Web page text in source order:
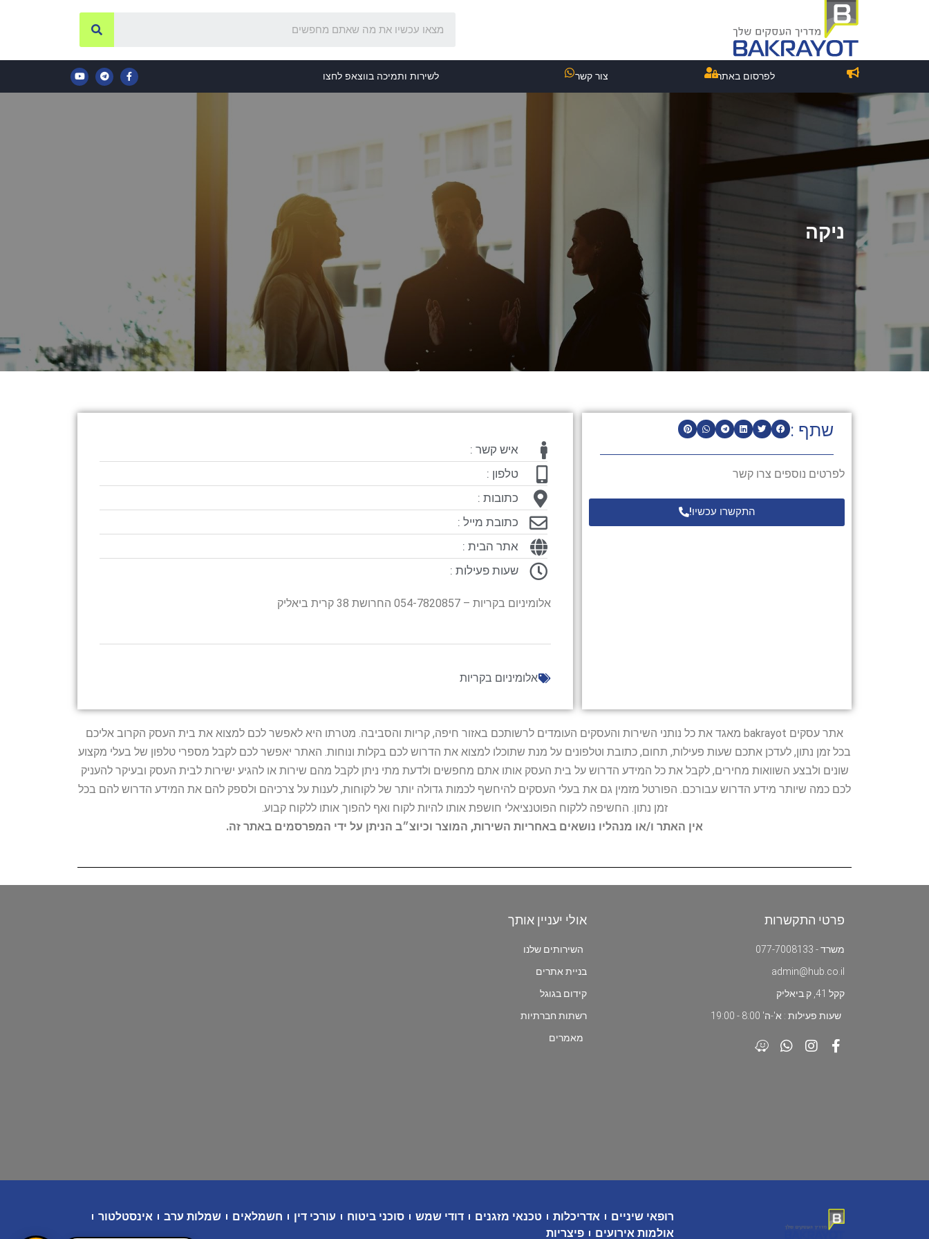
לפרסום באתר צור קשר לשירות ותמיכה בווצאפ לחצו
ניקה
שתף :
לפרטים נוספים צרו קשר
התקשרו עכשיו!
איש קשר :
טלפון :
כתובות :
כתובת מייל :
אתר הבית :
שעות פעילות :
אלומיניום בקריות – 054-7820857 החרושת 38 קרית ביאליק
אלומיניום בקריות
אתר עסקים bakrayot מאגד את כל נותני השירות והעסקים העומדים לרשותכם באזור חיפה, קריות והסביבה. מטרתו היא לאפשר לכם למצוא את בית העסק הקרוב אליכם
בכל זמן נתון, לעדכן אתכם שעות פעילות, תחום, כתובת וטלפונים על מנת שתוכלו למצוא את הדרוש לכם בקלות ונוחות. האתר יאפשר לכם לקבל מספרי טלפון של בעלי מקצוע
שונים ולבצע השוואות מחירים, לקבל את כל המידע הדרוש על בית העסק אותו אתם מחפשים ולדעת מתי ניתן לקבל מהם שירות או להגיע ישירות לבית העסק ובעיקר להעניק
לכם כמה שיותר מידע הדרוש עבורכם. הפורטל מזמין גם את בעלי העסקים להיחשף לכמות גדולה יותר של לקוחות, לענות על צרכיהם ולספק להם את המידע הדרוש להם בכל
זמן נתון. החשיפה ללקוח הפוטנציאלי חושפת אותו להיות לקוח ואף להפוך אותו ללקוח קבוע.
אין האתר ו/או מנהליו נושאים באחריות השירות, המוצר וכיוצ״ב הניתן על ידי המפרסמים באתר זה.
פרטי התקשרות
משרד - 077-7008133
admin@hub.co.il
קקל 41, ק.ביאליק
שעות פעילות : א'-ה' 8:00 - 19:00
אולי יעניין אותך
השירותים שלנו
בניית אתרים
קידום בגוגל
רשתות חברתיות
מאמרים
רופאי שיניים אדריכלות טכנאי מזגנים דודי שמש סוכני ביטוח עורכי דין חשמלאים שמלות ערב
אינסטלטור
אולמות אירועים
פיצריות